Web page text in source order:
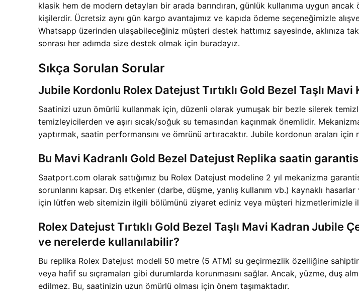
klasik hem de modern detayları bir arada barındıran, günlük kullanıma uygun
kişilerdir. Ücretsiz aynı gün kargo avantajımız ve kapıda ödeme seçeneğimizle
Whatsapp üzerinden ulaşabileceğiniz müşteri destek hattımız sayesinde, aklınıza
sonrası her adımda size destek olmak için buradayız.
Sıkça Sorulan Sorular
Jubile Kordonlu Rolex Datejust Tırtıklı Gold Bezel Taşlı Mavi
Saatinizi uzun ömürlü kullanmak için, düzenli olarak yumuşak bir bezle silerek
temizleyicilerden ve aşırı sıcak/soğuk su temasından kaçınmak önemlidir.
yaptırmak, saatin performansını ve ömrünü artıracaktır. Jubile kordonun araları
Bu Mavi Kadranlı Gold Bezel Datejust Replika saatin
Saatport.com olarak sattığımız bu Rolex Datejust modeline 2 yıl mekanizma
sorunlarını kapsar. Dış etkenler (darbe, düşme, yanlış kullanım vb.) kaynaklı
için lütfen web sitemizin ilgili bölümünü ziyaret ediniz veya müşteri hizmetlerimizle
Rolex Datejust Tırtıklı Gold Bezel Taşlı Mavi Kadran
ve nerelerde kullanılabilir?
Bu replika Rolex Datejust modeli 50 metre (5 ATM) su geçirmezlik özelliğine
veya hafif su sıçramaları gibi durumlarda korunmasını sağlar. Ancak, yüzme, duş
edilmez. Bu, saatinizin uzun ömürlü olması için önem taşımaktadır.